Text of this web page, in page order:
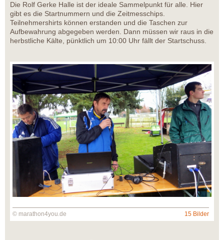
Die Rolf Gerke Halle ist der ideale Sammelpunkt für alle. Hier
gibt es die Startnummern und die Zeitmesschips.
Teilnehmershirts können erstanden und die Taschen zur
Aufbewahrung abgegeben werden. Dann müssen wir raus in die
herbstliche Kälte, pünktlich um 10:00 Uhr fällt der Startschuss.
© marathon4you.de 15 Bilder